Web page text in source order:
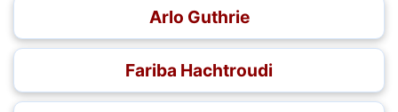
Arlo Guthrie
Fariba Hachtroudi